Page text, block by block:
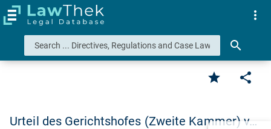
search
more_vert
star share
Urteil des Gerichtshofes (Zweite Kammer) v…